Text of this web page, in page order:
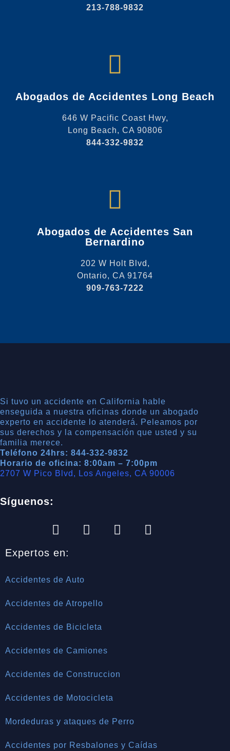
213-788-9832
Abogados de Accidentes Long Beach
646 W Pacific Coast Hwy,
Long Beach, CA 90806
844-332-9832
Abogados de Accidentes San
Bernardino
202 W Holt Blvd,
Ontario, CA 91764
909-763-7222
Si tuvo un accidente en California hable
enseguida a nuestra oficinas donde un abogado
experto en accidente lo atenderá. Peleamos por
sus derechos y la compensación que usted y su
familia merece.
Teléfono 24hrs: 844-332-9832
Horario de oficina: 8:00am – 7:00pm
2707 W Pico Blvd, Los Angeles, CA 90006
Síguenos:
Expertos en:
Accidentes de Auto
Accidentes de Atropello
Accidentes de Bicicleta
Accidentes de Camiones
Accidentes de Construccion
Accidentes de Motocicleta
Mordeduras y ataques de Perro
Accidentes por Resbalones y Caídas